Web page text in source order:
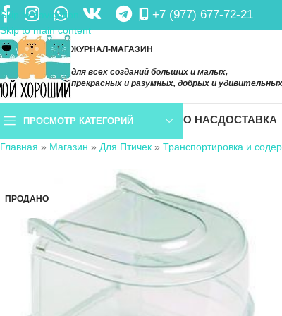
Skip to navigation
Skip to main content
+7 (977) 677-72-21
ЖУРНАЛ-МАГАЗИН
для всех созданий больших и малых,
прекрасных и разумных, добрых и удивительных
ПРОСМОТР КАТЕГОРИЙ О НАСДОСТАВКА
Главная » Магазин » Для Птичек » Транспортировка и
ПРОДАНО